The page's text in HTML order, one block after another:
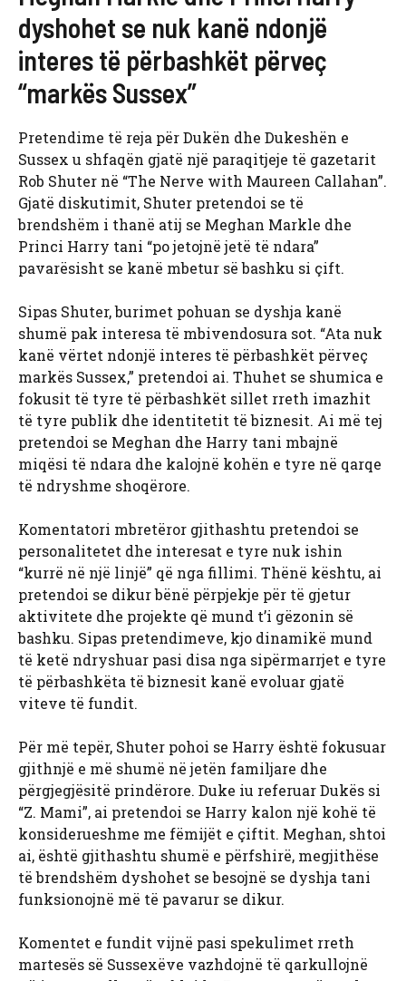
dyshohet se nuk kanë ndonjë
interes të përbashkët përveç
“markës Sussex”
Pretendime të reja për Dukën dhe Dukeshën e
Sussex u shfaqën gjatë një paraqitjeje të gazetarit
Rob Shuter në “The Nerve with Maureen Callahan”.
Gjatë diskutimit, Shuter pretendoi se të
brendshëm i thanë atij se Meghan Markle dhe
Princi Harry tani “po jetojnë jetë të ndara”
pavarësisht se kanë mbetur së bashku si çift.
Sipas Shuter, burimet pohuan se dyshja kanë
shumë pak interesa të mbivendosura sot. “Ata nuk
kanë vërtet ndonjë interes të përbashkët përveç
markës Sussex,” pretendoi ai. Thuhet se shumica e
fokusit të tyre të përbashkët sillet rreth imazhit
të tyre publik dhe identitetit të biznesit. Ai më tej
pretendoi se Meghan dhe Harry tani mbajnë
miqësi të ndara dhe kalojnë kohën e tyre në qarqe
të ndryshme shoqërore.
Komentatori mbretëror gjithashtu pretendoi se
personalitetet dhe interesat e tyre nuk ishin
“kurrë në një linjë” që nga fillimi. Thënë kështu, ai
pretendoi se dikur bënë përpjekje për të gjetur
aktivitete dhe projekte që mund t’i gëzonin së
bashku. Sipas pretendimeve, kjo dinamikë mund
të ketë ndryshuar pasi disa nga sipërmarrjet e tyre
të përbashkëta të biznesit kanë evoluar gjatë
viteve të fundit.
Për më tepër, Shuter pohoi se Harry është fokusuar
gjithnjë e më shumë në jetën familjare dhe
përgjegjësitë prindërore. Duke iu referuar Dukës si
“Z. Mami”, ai pretendoi se Harry kalon një kohë të
konsiderueshme me fëmijët e çiftit. Meghan, shtoi
ai, është gjithashtu shumë e përfshirë, megjithëse
të brendshëm dyshohet se besojnë se dyshja tani
funksionojnë më të pavarur se dikur.
Komentet e fundit vijnë pasi spekulimet rreth
martesës së Sussexëve vazhdojnë të qarkullojnë